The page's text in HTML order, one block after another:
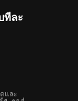
ทีละ
และ